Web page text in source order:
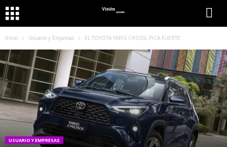
Inicio Usuario y Empresas EL TOYOTA YARIS CROSS, PICA FUERTE
USUARIO Y EMPRESAS